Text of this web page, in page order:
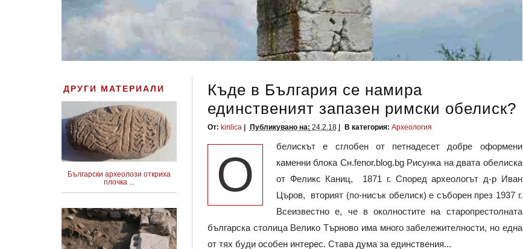
ДРУГИ МАТЕРИАЛИ
Български археолози откриха
плочка ...
Къде в България се намира
единственият запазен римски обелиск?
От: kirilica Публикувано на: 24.2.18 В категория: Археология
О
белискът е сглобен от петнадесет добре оформени
каменни блока Сн.fenor.blog.bg Рисунка на двата обелиска
от Феликс Каниц, 1871 г. Според археологът д-р Иван
Църов, вторият (по-нисък обелиск) е съборен през 1937 г.
Всеизвестно е, че в околностите на старопрестолната
българска столица Велико Търново има много забележителности, но една
от тях буди особен интерес. Става дума за единствения...